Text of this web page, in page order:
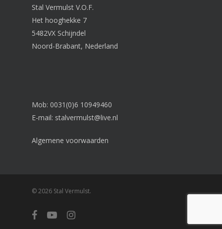
Stal Vermulst V.O.F.
Het hooghekke 7
5482VX Schijndel
Noord-Brabant, Nederland
Mob: 0031(0)6 10949460
E-mail: stalvermulst@live.nl
Algemene voorwaarden
© 2026 Stal Vermulst.
facebookyoutubeinstagram